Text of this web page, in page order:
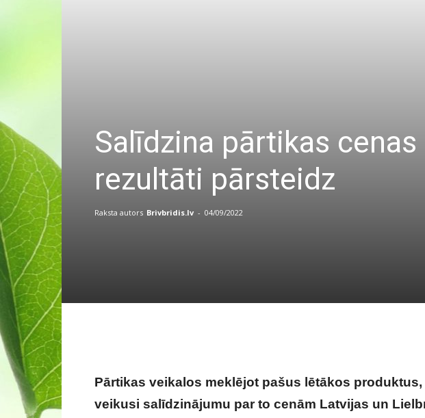
Salīdzina pārtikas
rezultāti pārsteidz
Raksta autors Brivbridis.lv - 04/09/2022
Pārtikas veikalos meklējot pašus lētākos produktus,
veikusi salīdzinājumu par to cenām Latvijas un